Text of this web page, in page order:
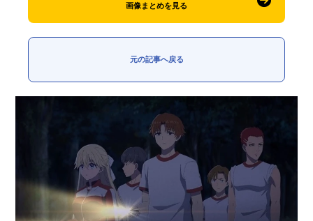
画像まとめを見る
元の記事へ戻る